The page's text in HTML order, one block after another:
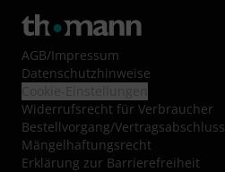
AGB/Impressum
Datenschutzhinweise
Widerrufsrecht für Verbraucher
Bestellvorgang/Vertragsabschluss
Mängelhaftungsrecht
Erklärung zur Barrierefreiheit